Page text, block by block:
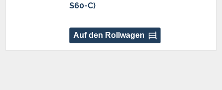
S60-C)
Auf den Rollwagen